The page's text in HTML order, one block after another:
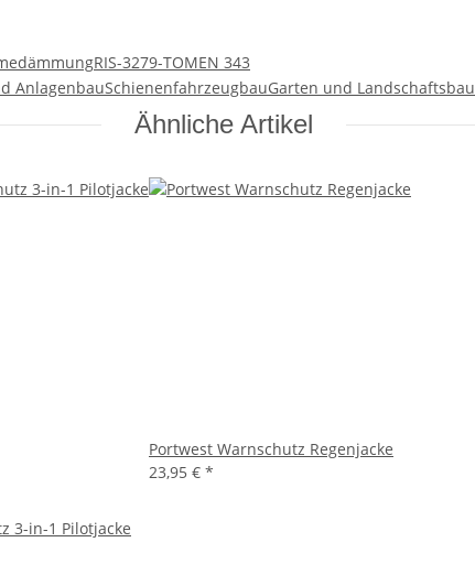
RIS-3279-TOMEN 343
AnlagenbauSchienenfahrzeugbauGarten und Landschaftsbau
Ähnliche Artikel
3-in-1 Pilotjacke
Portwest Warnschutz Regenjacke
23,95 € *